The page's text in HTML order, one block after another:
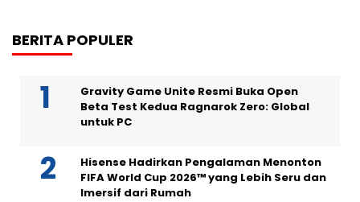
BERITA POPULER
Gravity Game Unite Resmi Buka Open
Beta Test Kedua Ragnarok Zero: Global
untuk PC
Hisense Hadirkan Pengalaman Menonton
FIFA World Cup 2026™ yang Lebih Seru dan
Imersif dari Rumah